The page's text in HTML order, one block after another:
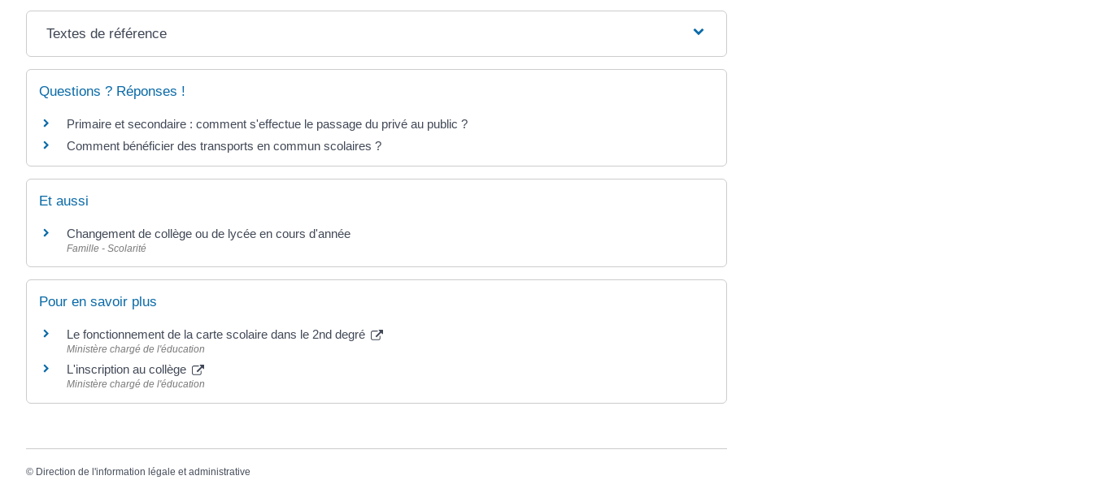
Textes de référence
Questions ? Réponses !
Primaire et secondaire : comment s'effectue le passage du privé au public ?
Comment bénéficier des transports en commun scolaires ?
Et aussi
Changement de collège ou de lycée en cours d'année
Famille - Scolarité
Pour en savoir plus
Le fonctionnement de la carte scolaire dans le 2nd degré
Ministère chargé de l'éducation
L'inscription au collège
Ministère chargé de l'éducation
© Direction de l'information légale et administrative